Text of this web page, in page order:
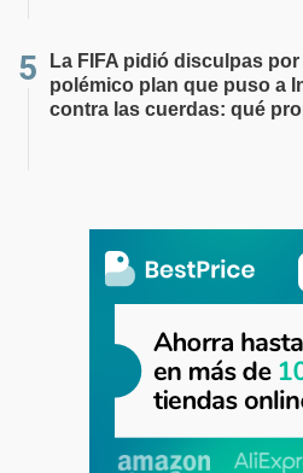
La FIFA pidió disculpas por
polémico plan que puso a
contra las cuerdas: qué